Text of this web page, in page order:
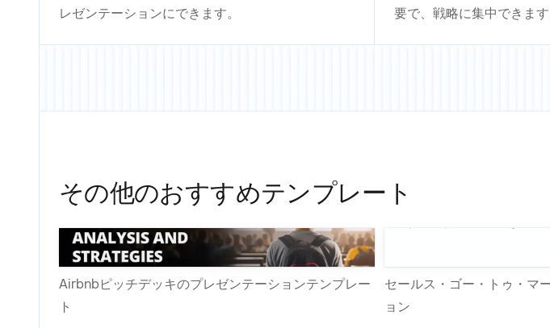
レゼンテーションにできます。
要で、戦略に集中できます
その他のおすすめテンプレート
Airbnbピッチデッキのプレゼンテーションテンプレー
ト
セールス・ゴー・トゥ・マ
ョン